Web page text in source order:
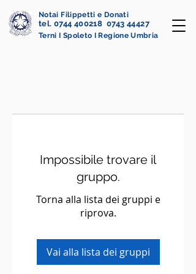
Notai Filippetti e Donati
tel. 0744 400218 0743 44427
Terni I Spoleto I Regione Umbria
Impossibile trovare il
gruppo.
Torna alla lista dei gruppi e
riprova.
Vai alla lista dei gruppi